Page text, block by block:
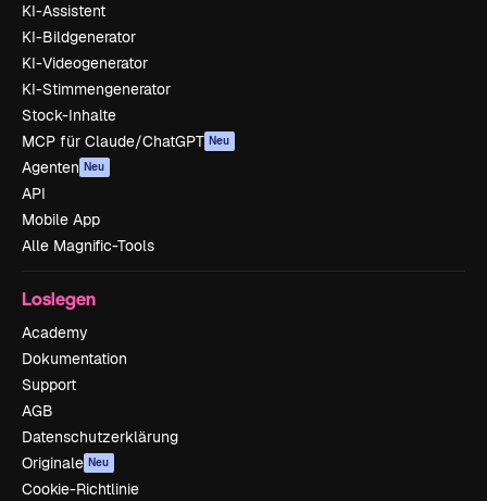
KI-Assistent
KI-Bildgenerator
KI-Videogenerator
KI-Stimmengenerator
Stock-Inhalte
MCP für Claude/ChatGPT Neu
Agenten Neu
API
Mobile App
Alle Magnific-Tools
Loslegen
Academy
Dokumentation
Support
AGB
Datenschutzerklärung
Originale Neu
Cookie-Richtlinie